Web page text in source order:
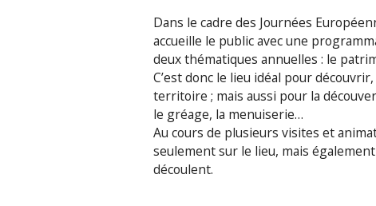
Dans le cadre des Journées
accueille le public avec une
deux thématiques annuelles : le
C’est donc le lieu idéal pour
territoire ; mais aussi pour la
le gréage, la menuiserie…
Au cours de plusieurs visites et
seulement sur le lieu, mais
découlent.